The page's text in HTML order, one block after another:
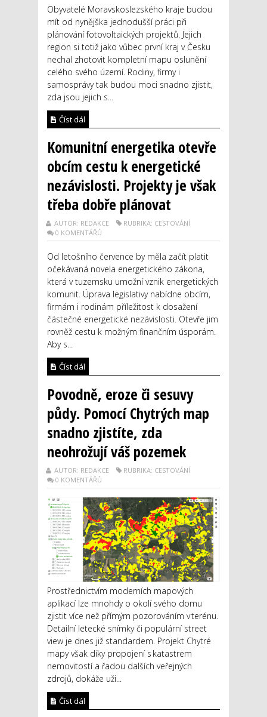
Obyvatelé Moravskoslezského kraje budou
mít od nynějška jednodušší práci při
plánování fotovoltaických projektů. Jejich
region si totiž jako vůbec první kraj v Česku
nechal zhotovit kompletní mapu oslunění
celého svého území. Rodiny, firmy i
samosprávy tak budou moci snadno zjistit,
zda jsou jejich s...
Číst dál
Komunitní energetika otevře
obcím cestu k energetické
nezávislosti. Projekty je však
třeba dobře plánovat
AUTOR: REDAKCE
RUBRIKA: CESTOVÁNÍ
0 KOMENTÁŘŮ
Od letošního července by měla začít platit
očekávaná novela energetického zákona,
která v tuzemsku umožní vznik energetických
komunit. Úprava legislativy nabídne obcím,
firmám i rodinám příležitost k dosažení
částečné energetické nezávislosti. Otevře jim
rovněž cestu k možným finančním úsporám.
Aby s...
Číst dál
Povodně, eroze či sesuvy
půdy. Pomocí Chytrých map
snadno zjistíte, zda
neohrožují váš pozemek
AUTOR: REDAKCE
RUBRIKA: CESTOVÁNÍ
0 KOMENTÁŘŮ
Prostřednictvím moderních mapových
aplikací lze mnohdy o okolí svého domu
zjistit více než přímým pozorováním v terénu.
Detailní letecké snímky či populární street
view je dnes již standardem. Projekt Chytré
mapy však díky propojení s katastrem
nemovitostí a řadou dalších veřejných
zdrojů, dokáže uži...
Číst dál